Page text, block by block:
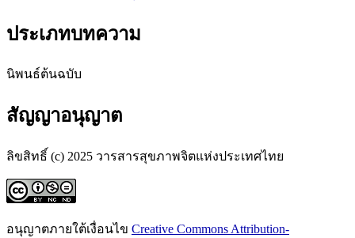
ประเภทบทความ
นิพนธ์ต้นฉบับ
สัญญาอนุญาต
ลิขสิทธิ์ (c) 2025 วารสารสุขภาพจิตแห่งประเทศไทย
อนุญาตภายใต้เงื่อนไข Creative Commons Attribution-